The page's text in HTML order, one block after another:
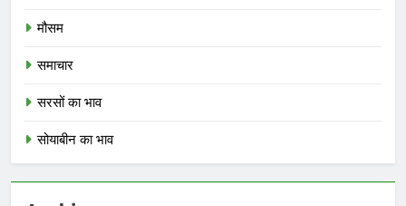
मौसम
समाचार
सरसों का भाव
सोयाबीन का भाव